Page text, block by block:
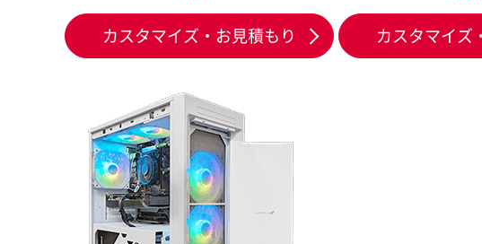
カスタマイズ・お見積もり カスタマイズ